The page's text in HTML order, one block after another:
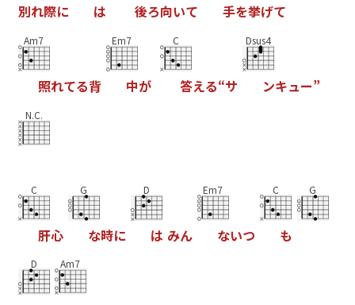
別れ際に は 後ろ向いて 手を挙げて
Am7
照れてる背
Em7
中が
C
答える“サ
Dsus4
ンキュー”
N.C.
C
肝心
G
な時に
D
は みん
Em7
ないつ
C
も
G
D Am7